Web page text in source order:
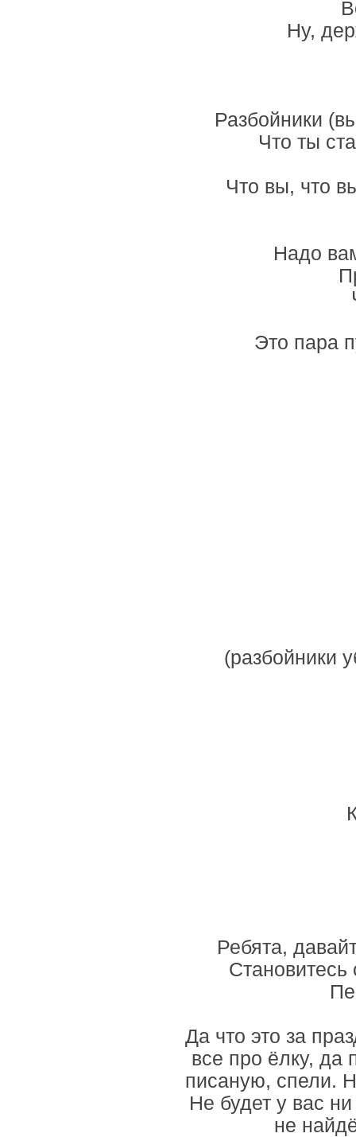
Ну,
Разбойники
Что ты
Что вы, что
Надо
Это пара
(разбойники
Ребята,
Становитесь
Да что это за
все про ёлку, да
писаную, спели.
Не будет у вас
не